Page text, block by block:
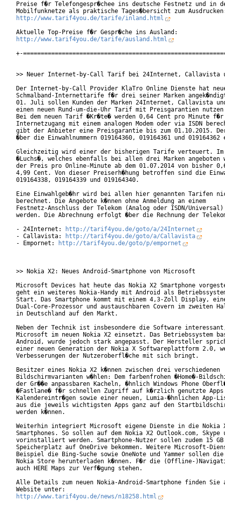
Preise f�r Telefongespr�chee ins deutsche Festnetz und in
http://www.tarif4you.de/tarife/inland.html
http://www.tarif4you.de/tarife/ausland.html
+-
>> Neuer Internet-by-Call Tarif bei 24Internet, Callavista
Der Internet-by-Call Provider KlaTro Online Dienste hat
Schmalband-Internettarife f�r drei seiner Marken
01. Juli sollen Kunden der Marken 24Internet, Callavista und
einen neuen Rund-um-die-Uhr Tarif mit Preisgarantien nutzen
Bei dem neuen Tarif �Kr�te� werden 0,64 Cent pro Minute f�r
Internetzugang mit einem analogen Modem oder via ISDN
gibt der Anbieter eine Preisgarantie bis zum 01.10.2015.
�ber die Einwahlnummern 019164360, 019164361 und
Gleichzeitig wird einer der bisherigen Tarife verteuert.
�Luchs�, welches ebenfalls bei allen drei Marken
der Preis pro Online-Minute ab dem 01.07.2014 von bisher
4,99 Cent. Von dieser Preiserh�hung betroffen sind die
019164338, 019164339 und 019164340.
Eine Einwahlgeb�hr wird bei allen hier genannten Tarifen
berechnet. Die Angebote k�nnen ohne Anmeldung an einem
Festnetz-Anschluss der Telekom (Analog oder ISDN/
werden. Die Abrechnung erfolgt �ber die Rechnung der
- 24Internet:
http://tarif4you.de/goto/a/24Internet
- Callavista:
http://tarif4you.de/goto/a/Callavista
- Empornet:
http://tarif4you.de/goto/p/empornet
>> Nokia X2: Neues Android-Smartphone von Microsoft
Microsoft Devices hat heute das Nokia X2 Smartphone
geht ein weiteres Nokia-Handy mit Android als
Start. Das Smartphone kommt mit einem 4,3-Zoll Display,
Dual-Core-Prozessor und austauschbaren Covern im zweiten
in Deutschland auf den Markt.
Neben der Technik ist insbesondere die Software
Microsoft im neuen Nokia X2 einsetzt. Das Betriebssystem
Android, wurde jedoch stark angepasst. Der Hersteller
einer neuen Generation der Nokia X Softwareplattform 2.0,
Verbesserungen der Nutzeroberfl�che mit sich bringt.
Besitzer eines Nokia X2 k�nnen zwischen drei verschiedenen
Bildschirmvarianten w�hlen: Dem farbenfrohen �Home�-
der Gr��e anpassbaren Kacheln, �hnlich Windows Phone
�Fastlane� f�r schnellen Zugriff auf k�rzlich genutzte Apps
Kalendereintr�gen sowie einer neuen, Lumia-�hnlichen App-
aus die jeweils wichtigsten Apps ganz auf den
werden k�nnen.
Weiterhin integriert Microsoft eigene Dienste in die Nokia
Smartphones. So sollen auf dem Nokia X2 Outlook.com, Skype
vorinstalliert werden. Smartphone-Nutzer sollen zudem 15 GB
Speicherplatz auf OneDrive bekommen. Weitere Microsoft-
Beispiel die Bing-Suche sowie OneNote und Yammer sollen
Nokia Store herunterladen k�nnen. F�r die (Offline-
auch HERE Maps zur Verf�gung stehen.
Alle Details zum neuen Nokia-Android-Smartphone finden Sie
http://www.tarif4you.de/news/n18258.html